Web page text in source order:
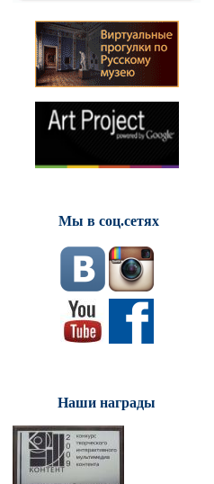
Мы в соц.сетях
Наши награды